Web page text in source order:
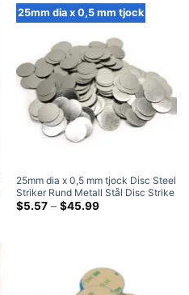
25mm dia x 0,5 mm tjock
25mm dia x 0,5 mm tjock Disc Steel
Striker Rund Metall Stål Disc Strike
Plates
$5.57 – $45.99Prisklass: